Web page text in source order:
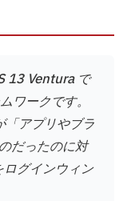
13 Ventura で
ワークです。
アプリやブラ
だったのに対
グインウィン